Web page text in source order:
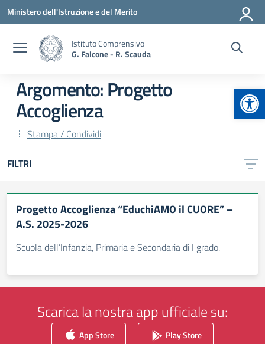
Vai ai contenuti
Vai al menu di navigazione
Vai al footer
Ministero dell'Istruzione e del Merito
Istituto Comprensivo
G. Falcone - R. Scauda
Argomento: Progetto
Accoglienza
Stampa / Condividi
FILTRI
Progetto Accoglienza “EduchiAMO il CUORE” –
A.S. 2025-2026
Scuola dell’Infanzia, Primaria e Secondaria di I grado.
Scarica la nostra app ufficiale su:
App Store Play Store